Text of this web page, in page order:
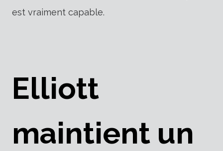
est vraiment capable.
Elliott
maintient un